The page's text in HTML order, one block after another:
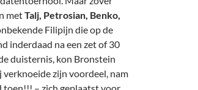
metTalj, Petrosian, Benko,
Filipijn die op de
inderdaad na een zet of 30
duisternis, kon Bronstein
zijn voordeel, nam